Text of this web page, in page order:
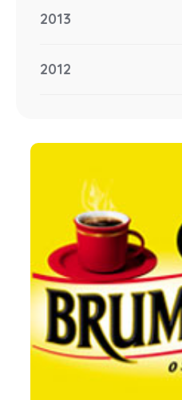
2013
2012